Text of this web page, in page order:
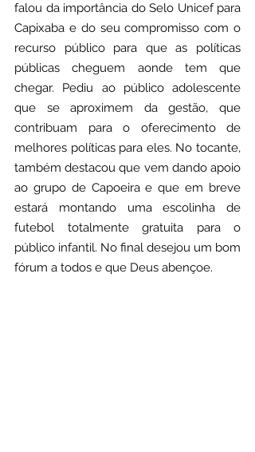
falou da importância do Selo Unicef para
Capixaba e do seu compromisso com o
recurso público para que as políticas
públicas cheguem aonde tem que
chegar. Pediu ao público adolescente
que se aproximem da gestão, que
contribuam para o oferecimento de
melhores políticas para eles. No tocante,
também destacou que vem dando apoio
ao grupo de Capoeira e que em breve
estará montando uma escolinha de
futebol totalmente gratuita para o
público infantil. No final desejou um bom
fórum a todos e que Deus abençoe.